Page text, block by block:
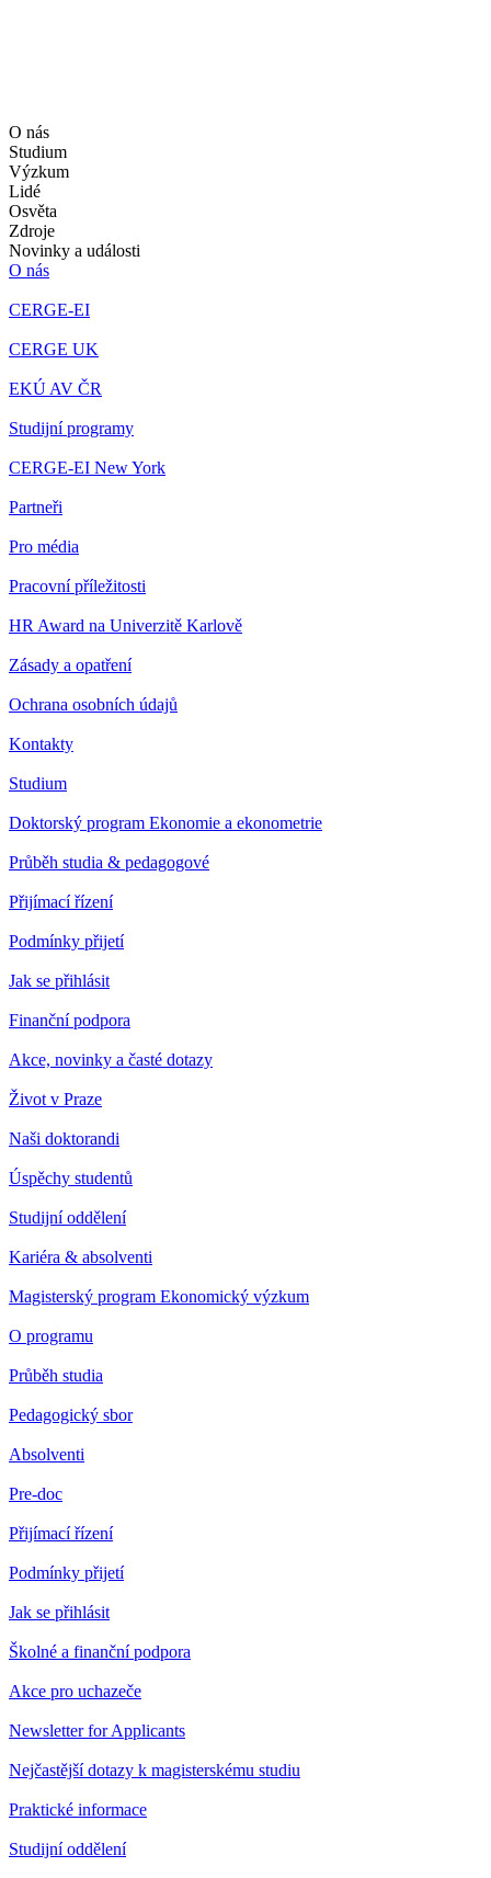
O nás
Studium
Výzkum
Lidé
Osvěta
Zdroje
Novinky a události
O nás
CERGE-EI
CERGE UK
EKÚ AV ČR
Studijní programy
CERGE-EI New York
Partneři
Pro média
Pracovní příležitosti
HR Award na Univerzitě Karlově
Zásady a opatření
Ochrana osobních údajů
Kontakty
Studium
Doktorský program Ekonomie a ekonometrie
Průběh studia & pedagogové
Přijímací řízení
Podmínky přijetí
Jak se přihlásit
Finanční podpora
Akce, novinky a časté dotazy
Život v Praze
Naši doktorandi
Úspěchy studentů
Studijní oddělení
Kariéra & absolventi
Magisterský program Ekonomický výzkum
O programu
Průběh studia
Pedagogický sbor
Absolventi
Pre-doc
Přijímací řízení
Podmínky přijetí
Jak se přihlásit
Školné a finanční podpora
Akce pro uchazeče
Newsletter for Applicants
Nejčastější dotazy k magisterskému studiu
Praktické informace
Studijní oddělení